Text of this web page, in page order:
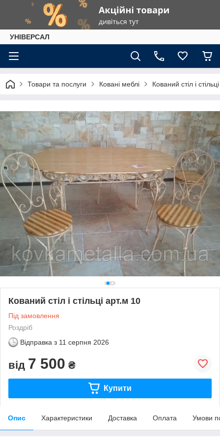
УНІВЕРСАЛ
Товари та послуги Ковані меблі Кований стіл і
Кований стіл і стільці арт.м 10
Під замовлення
Роздріб
Відправка з 11 серпня 2026
від 7 500 ₴
Купити
Опис Характеристики Доставка Оплата Умови